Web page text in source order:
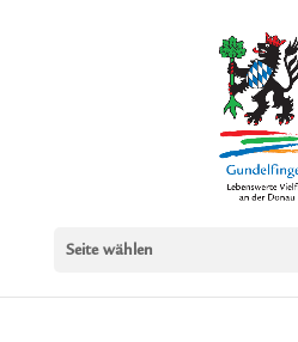
Seite wählen